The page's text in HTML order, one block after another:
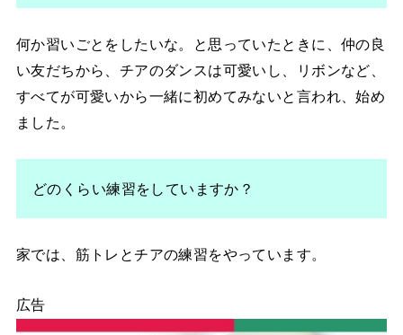
何か習いごとをしたいな。と思っていたときに、仲の良
い友だちから、チアのダンスは可愛いし、リボンなど、
すべてが可愛いから一緒に初めてみないと言われ、始め
ました。
どのくらい練習をしていますか？
家では、筋トレとチアの練習をやっています。
広告